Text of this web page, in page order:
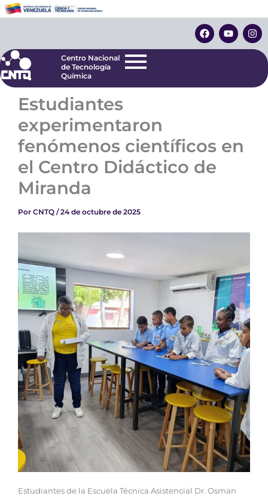
al
F
a
c
o
Y
o
u
e
I
n
s
r
Centro Nacional
de Tecnología
Centro Nacional
de Tecnología
Química
Estudiantes
experimentaron
fenómenos científicos en
el Centro Didáctico de
Miranda
Por CNTQ /24 de octubre de 2025
Estudiantes de la Escuela Técnica Asistencial Dr. Osman